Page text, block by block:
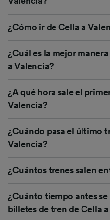
¿Cómo ir de Cella a
¿Cuál es la mejor
a Valencia?
¿A qué hora sale el
Valencia?
¿Cuándo pasa el último
Valencia?
¿Cuántos trenes salen
¿Cuánto tiempo antes
billetes de tren de Cella